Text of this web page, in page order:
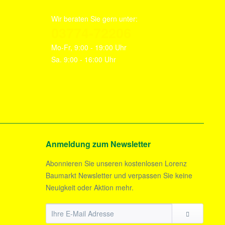
Wir beraten Sie gern unter:
Mo-Fr, 9:00 - 19:00 Uhr
Sa. 9:00 - 16:00 Uhr
Anmeldung zum Newsletter
Abonnieren Sie unseren kostenlosen Lorenz
Baumarkt Newsletter und verpassen Sie keine
Neuigkeit oder Aktion mehr.